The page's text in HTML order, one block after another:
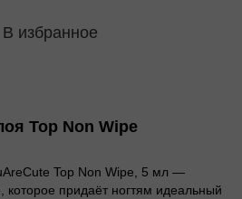
В избранное
Top Non Wipe
Top Non Wipe, 5 мл —
которое придаёт ногтям идеальный